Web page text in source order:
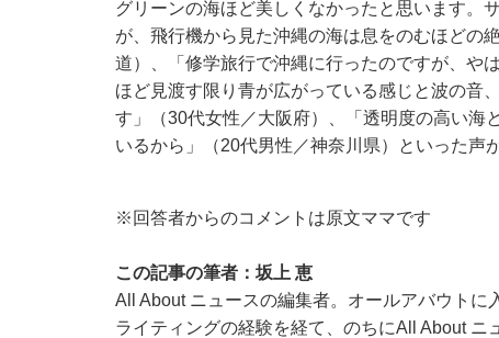
グリーンの海ほど美しくなかったと思います。
が、飛行機から見た沖縄の海は息をのむほどの
道）、「修学旅行で沖縄に行ったのですが、や
ほど見渡す限り青が広がっている感じと波の音
す」（30代女性／大阪府）、「透明度の高い海
いるから」（20代男性／神奈川県）といった声
※回答者からのコメントは原文ママです
この記事の筆者：坂上 恵
All About ニュースの編集者。オールアバウト
ライティングの経験を経て、のちにAll About